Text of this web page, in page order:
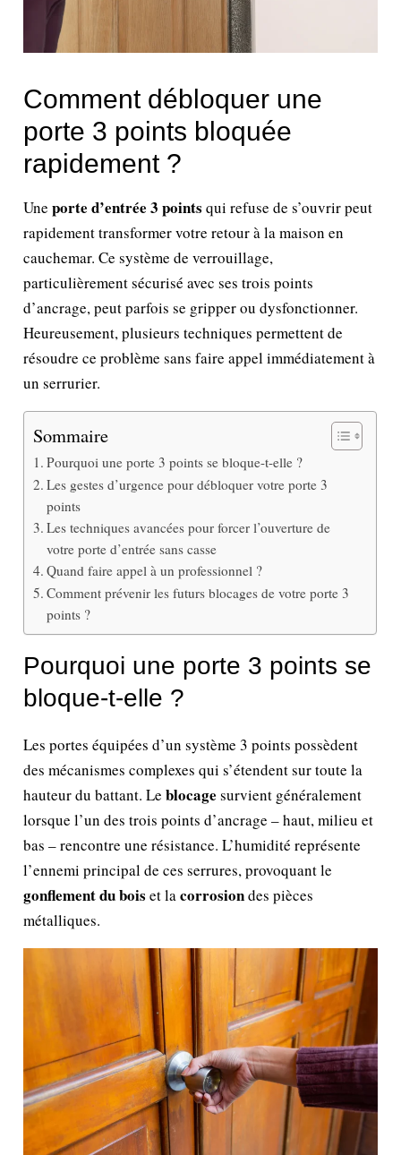
Comment débloquer une
porte 3 points bloquée
rapidement ?
Uneporte d’entrée 3 points qui refuse de s’ouvrir peut
rapidement transformer votre retour à la maison en
cauchemar. Ce système de verrouillage,
particulièrement sécurisé avec ses trois points
d’ancrage, peut parfois se gripper ou dysfonctionner.
Heureusement, plusieurs techniques permettent de
résoudre ce problème sans faire appel immédiatement à
un serrurier.
Sommaire
Pourquoi une porte 3 points se bloque-t-elle ?
Les gestes d’urgence pour débloquer votre porte 3
points
Les techniques avancées pour forcer l’ouverture de
votre porte d’entrée sans casse
Quand faire appel à un professionnel ?
Comment prévenir les futurs blocages de votre porte 3
points ?
Pourquoi une porte 3 points se
bloque-t-elle ?
Les portes équipées d’un système 3 points possèdent
des mécanismes complexes qui s’étendent sur toute la
hauteur du battant. Leblocage survient généralement
lorsque l’un des trois points d’ancrage – haut, milieu et
bas – rencontre une résistance. L’humidité représente
l’ennemi principal de ces serrures, provoquant le
gonflement du bois et lacorrosiondes pièces
métalliques.